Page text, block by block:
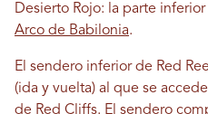
Desierto Rojo: la parte inferior
Arco de Babilonia.
El sendero inferior de Red
(ida y vuelta) al que se
de Red Cliffs. El sendero